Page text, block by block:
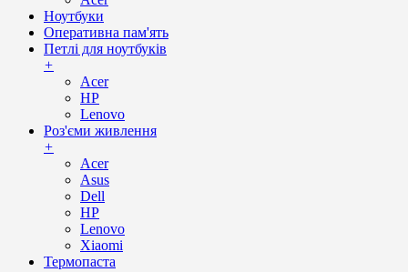
Ноутбуки
Оперативна пам'ять
Петлі для ноутбуків
+
Acer
HP
Lenovo
Роз'єми живлення
+
Acer
Asus
Dell
HP
Lenovo
Xiaomi
Термопаста